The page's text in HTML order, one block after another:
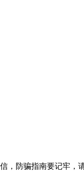
，防骗指南要记牢，